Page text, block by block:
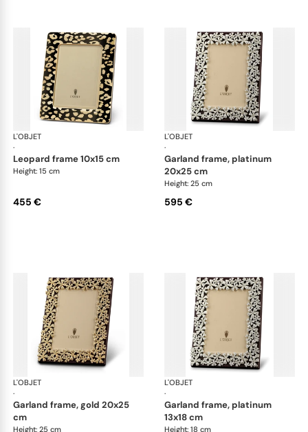
L'OBJET
·
Picture Frames
leopard frame 10x15 cm
Height: 15 cm
455 €
L'OBJET
·
garland frame, platinum
20x25 cm
Height: 25 cm
595 €
L'OBJET
·
Picture Frames
garland frame, gold 20x25
cm
Height: 25 cm
L'OBJET
·
garland frame, platinum
13x18 cm
Height: 18 cm